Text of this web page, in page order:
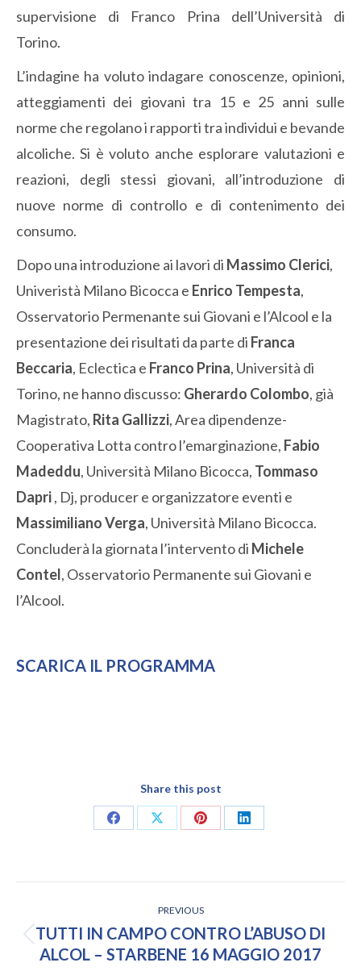
supervisione di Franco Prina dell’Università di
Torino.
L’indagine ha voluto indagare conoscenze, opinioni,
atteggiamenti dei giovani tra 15 e 25 anni sulle
norme che regolano i rapporti tra individui e bevande
alcoliche. Si è voluto anche esplorare valutazioni e
reazioni, degli stessi giovani, all’introduzione di
nuove norme di controllo e di contenimento dei
consumo.
Dopo una introduzione ai lavori di Massimo Clerici,
Univeristà Milano Bicocca e Enrico Tempesta,
Osservatorio Permenante sui Giovani e l’Alcool e la
presentazione dei risultati da parte di Franca
Beccaria, Eclectica e Franco Prina, Università di
Torino, ne hanno discusso: Gherardo Colombo, già
Magistrato, Rita Gallizzi, Area dipendenze-
Cooperativa Lotta contro l’emarginazione, Fabio
Madeddu, Università Milano Bicocca, Tommaso
Dapri, Dj, producer e organizzatore eventi e
Massimiliano Verga, Università Milano Bicocca.
Concluderà la giornata l’intervento di Michele
Contel, Osservatorio Permanente sui Giovani e
l’Alcool.
SCARICA IL PROGRAMMA
Share this post
Share
Share
Share
Share
NAVIGATION
PREVIOUS
Previous
post:
TUTTI IN CAMPO CONTRO L’ABUSO DI
ALCOL – STARBENE 16 MAGGIO 2017